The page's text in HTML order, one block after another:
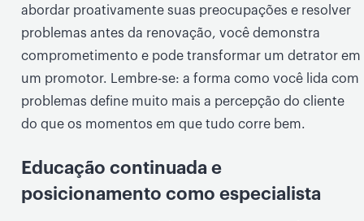
abordar proativamente suas preocupações e resolver
problemas antes da renovação, você demonstra
comprometimento e pode transformar um detrator em
um promotor. Lembre-se: a forma como você lida com
problemas define muito mais a percepção do cliente
do que os momentos em que tudo corre bem.
Educação continuada e
posicionamento como especialista